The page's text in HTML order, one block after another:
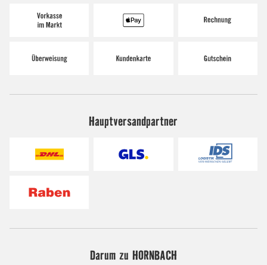
Hauptversandpartner
Darum zu HORNBACH